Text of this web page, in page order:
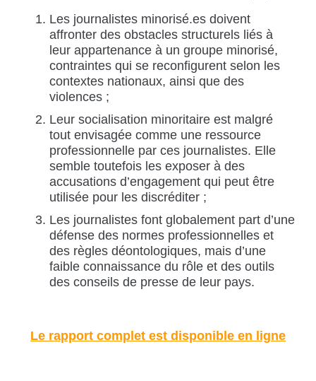
Les journalistes minorisé.es doivent
affronter des obstacles structurels liés à
leur appartenance à un groupe minorisé,
contraintes qui se reconfigurent selon les
contextes nationaux, ainsi que des
violences ;
Leur socialisation minoritaire est malgré
tout envisagée comme une ressource
professionnelle par ces journalistes. Elle
semble toutefois les exposer à des
accusations d’engagement qui peut être
utilisée pour les discréditer ;
Les journalistes font globalement part d’une
défense des normes professionnelles et
des règles déontologiques, mais d’une
faible connaissance du rôle et des outils
des conseils de presse de leur pays.
Le rapport complet est disponible en ligne